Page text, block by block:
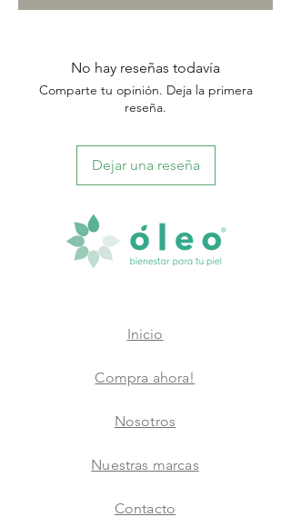
No hay reseñas todavía
Comparte tu opinión. Deja la primera
reseña.
Dejar una reseña
Inicio
Compra ahora!
Nosotros
Nuestras marcas
Contacto